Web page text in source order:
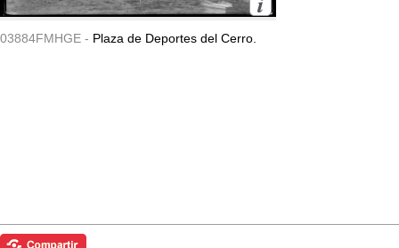
03884FMHGE - Plaza de Deportes del Cerro.